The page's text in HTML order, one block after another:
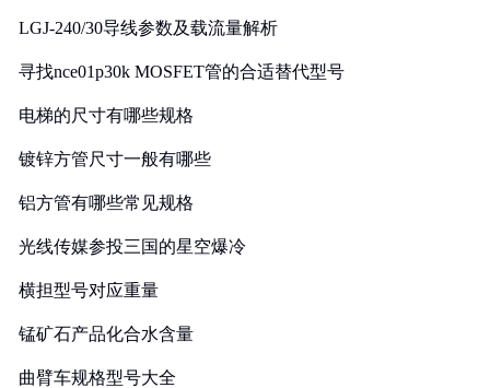
LGJ-240/30导线参数及载流量解析
寻找nce01p30k MOSFET管的合适替代型号
电梯的尺寸有哪些规格
镀锌方管尺寸一般有哪些
铝方管有哪些常见规格
光线传媒参投三国的星空爆冷
横担型号对应重量
锰矿石产品化合水含量
曲臂车规格型号大全